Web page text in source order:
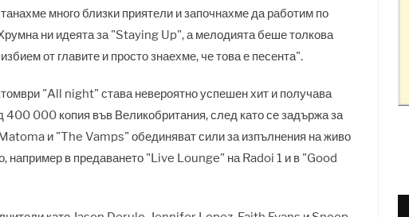
много близки приятели и започнахме да работим по
ни идеята за "Staying Up", а мелодията беше толкова
от главите и просто знаехме, че това е песента".
"All night" става невероятно успешен хит и получава
400 000 копия във Великобритания, след като се задържа за
и "The Vamps" обединяват сили за изпълнения на живо
например в предаването "Live Lounge" на Radoi 1 и в "Good